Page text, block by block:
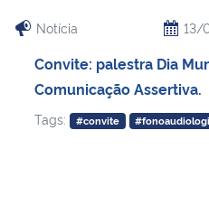
Notícia 13/
Convite: palestra Dia
Comunicação Assertiva.
Tags: #convite